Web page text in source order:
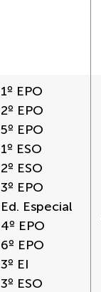
1º EPO
2º EPO
5º EPO
1º ESO
2º ESO
3º EPO
Ed. Especial
4º EPO
6º EPO
3º EI
3º ESO